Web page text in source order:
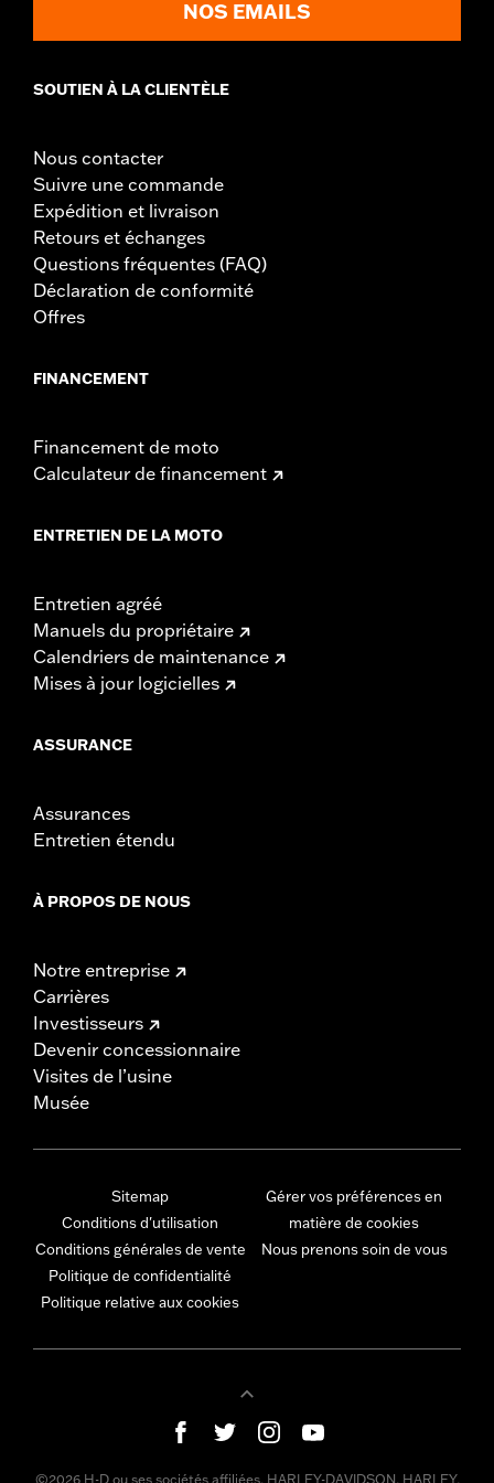
NOS EMAILS
SOUTIEN À LA CLIENTÈLE
Nous contacter
Suivre une commande
Expédition et livraison
Retours et échanges
Questions fréquentes (FAQ)
Déclaration de conformité
Offres
FINANCEMENT
Financement de moto
Calculateur de financement
ENTRETIEN DE LA MOTO
Entretien agréé
Manuels du propriétaire
Calendriers de maintenance
Mises à jour logicielles
ASSURANCE
Assurances
Entretien étendu
À PROPOS DE NOUS
Notre entreprise
Carrières
Investisseurs
Devenir concessionnaire
Visites de l’usine
Musée
Sitemap
Conditions d'utilisation
Conditions générales de vente
Politique de confidentialité
Politique relative aux cookies
Gérer vos préférences en
matière de cookies
Nous prenons soin de vous
©2026 H-D ou ses sociétés affiliées. HARLEY-DAVIDSON, HARLEY,